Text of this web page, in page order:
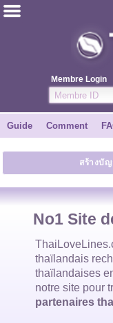
Membre Login
ไทย
Témoignages
Dire à un ami
Guide
Contactez-nous
Guide Comment
สร้างบั
No1 Site
thaïlandais
thaïlandaises
notre site pour
partenaires